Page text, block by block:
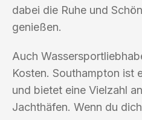
dabei die Ruhe und
genießen.
Auch
Kosten. Southampton ist
und bietet eine Vielzahl
Jachthäfen. Wenn du